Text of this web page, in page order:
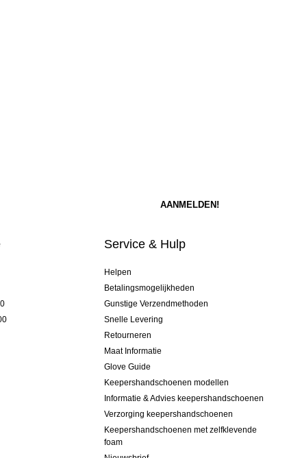
Service & Hulp
Helpen
Betalingsmogelijkheden
Gunstige Verzendmethoden
Snelle Levering
Retourneren
Maat Informatie
Glove Guide
Keepershandschoenen modellen
Informatie & Advies keepershandschoenen
Verzorging keepershandschoenen
Keepershandschoenen met zelfklevende
foam